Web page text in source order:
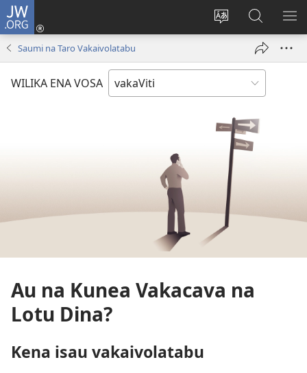
JW.ORG
Veisautaka
Dolava
(opens
Vaqara
ena
JW.ORG
Saumi na Taro Vakaivolatabu
WILIKA ENA VOSA
Au na Kunea Vakacava na
Lotu Dina?
Kena isau vakaivolatabu